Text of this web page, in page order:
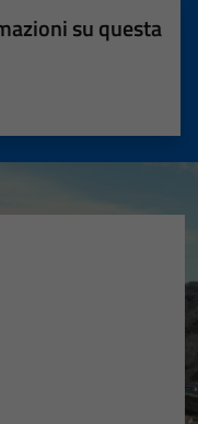
su questa